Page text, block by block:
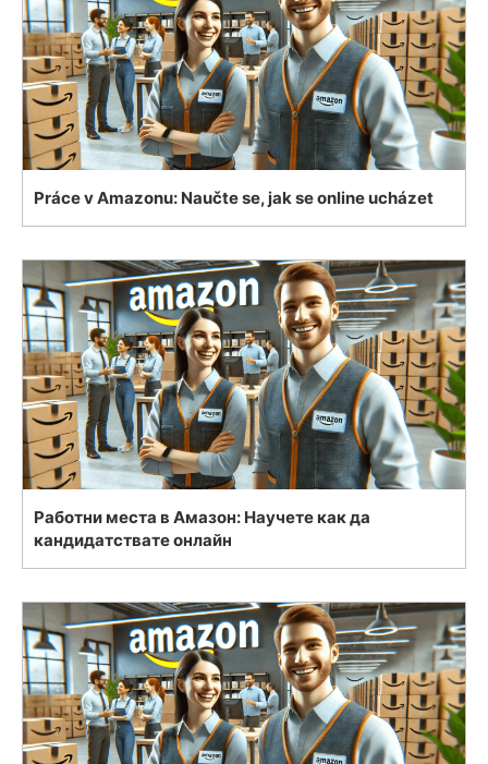
Práce v Amazonu: Naučte se, jak se online ucházet
Работни места в Амазон: Научете как да
кандидатствате онлайн